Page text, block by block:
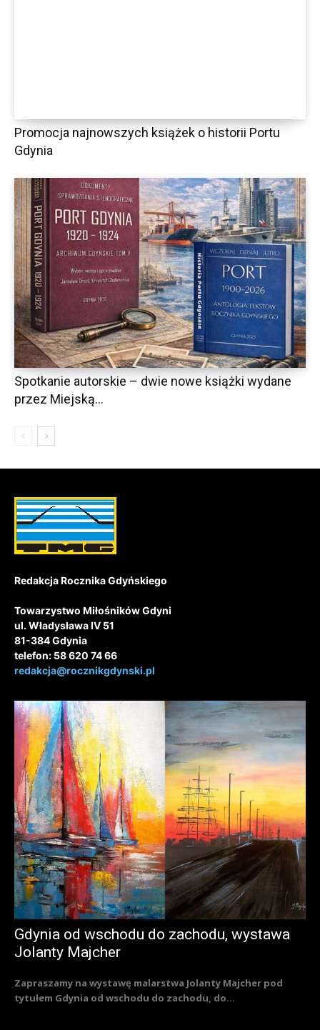
Promocja najnowszych książek o historii Portu
Gdynia
Spotkanie autorskie – dwie nowe książki wydane
przez Miejską...
Redakcja Rocznika Gdyńskiego
Towarzystwo Miłośników Gdyni
ul. Władysława IV 51
81-384 Gdynia
telefon: 58 620 74 66
redakcja@rocznikgdynski.pl
Gdynia od wschodu do zachodu, wystawa
Jolanty Majcher
Zapraszamy na wystawę malarstwa Jolanty Majcher pod
tytułem Gdynia od wschodu do zachodu, do...